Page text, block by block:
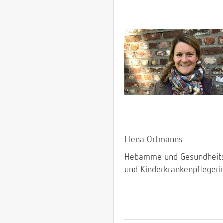
Elena Ortmanns
Hebamme und
und